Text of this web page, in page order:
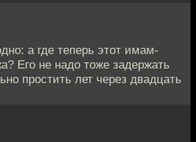
а где теперь этот имам-
Его не надо тоже задержать
простить лет через двадцать